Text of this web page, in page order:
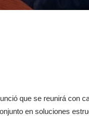
que se reunirá con
en soluciones